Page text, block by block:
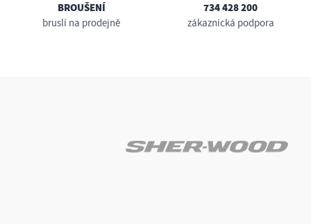
BROUŠENÍ
bruslí na prodejně
734 428 200
zákaznická podpora